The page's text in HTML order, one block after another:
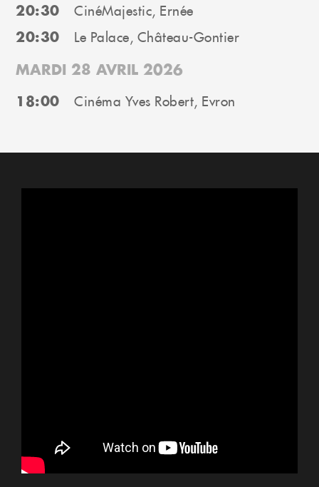
20:30 CinéMajestic, Ernée
20:30 Le Palace, Château-Gontier
MARDI 28 AVRIL 2026
18:00 Cinéma Yves Robert, Evron